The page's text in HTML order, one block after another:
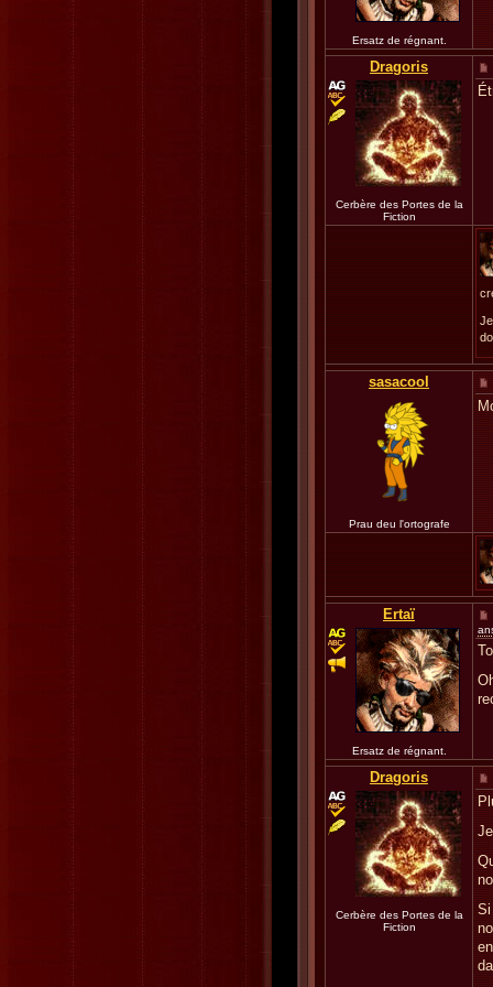
Ersatz de régnant.
Dragoris
Cerbère des Portes de la
Fiction
sasacool
Prau deu l'ortografe
Ertaï
Ersatz de régnant.
Dragoris
Cerbère des Portes de la
Fiction
Si